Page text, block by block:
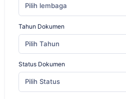
Pilih lembaga
Tahun Dokumen
Pilih Tahun
Status Dokumen
Pilih Status